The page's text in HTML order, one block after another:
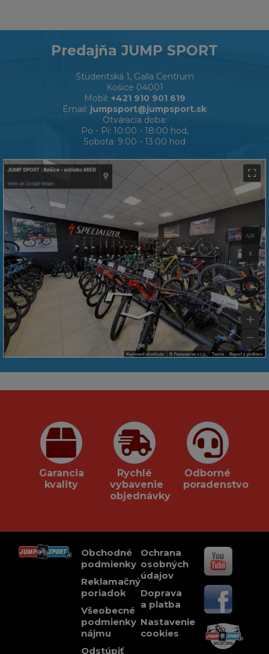
Predajňa JUMP SPORT
Študentská 1, Galla Centrum
Košice 04001
Mobil: +421 910 901 619
Email: jumpsport@jumpsport.sk
Otváracia doba:
Po - Pi: 10:00 - 18:00 hod,
Sobota: 9:00 - 13:00 hod
Garancia
kvality
Rychlé
vybavenie
objednávky
Odborné
poradenstvo
Obchodné
podmienky
Reklamačný
poriadok
Všeobecné
podmienky
nájmu
Odstúpiť
Ochrana
osobných
údajov
Doprava
a platba
Nastavenie
cookies